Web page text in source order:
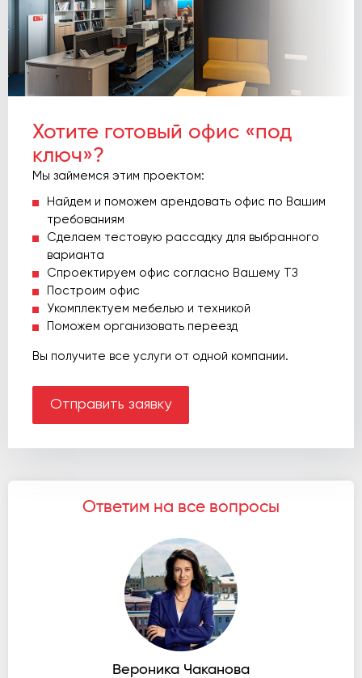
Хотите готовый офис «под
ключ»?
Мы займемся этим проектом:
Найдем и поможем арендовать офис по Вашим
требованиям
Сделаем тестовую рассадку для выбранного
варианта
Спроектируем офис согласно Вашему ТЗ
Построим офис
Укомплектуем мебелью и техникой
Поможем организовать переезд
Вы получите все услуги от одной компании.
Отправить заявку
Ответим на все вопросы
Вероника Чаканова